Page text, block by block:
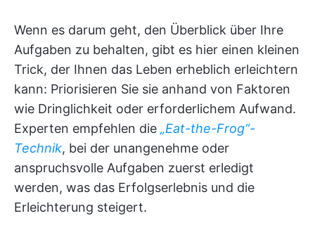
Wenn es darum geht, den Überblick über Ihre
Aufgaben zu behalten, gibt es hier einen kleinen
Trick, der Ihnen das Leben erheblich erleichtern
kann: Priorisieren Sie sie anhand von Faktoren
wie Dringlichkeit oder erforderlichem Aufwand.
Experten empfehlen die „Eat-the-Frog“-
Technik, bei der unangenehme oder
anspruchsvolle Aufgaben zuerst erledigt
werden, was das Erfolgserlebnis und die
Erleichterung steigert.